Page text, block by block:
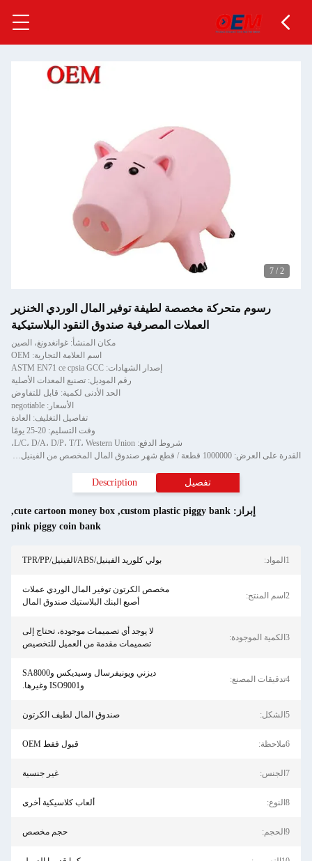
2
/
7
رسوم متحركة مخصصة لطيفة توفير المال الوردي الخنزير
العملات المصرفية صندوق النقود البلاستيكية
مكان المنشأ: غوانغدونغ، الصين
اسم العلامة التجارية: OEM
إصدار الشهادات: ASTM EN71 ce cpsia GCC
رقم الموديل: تصنيع المعدات الأصلية
الحد الأدنى لكمية: قابل للتفاوض
الأسعار: negotiable
تفاصيل التغليف: العادة
وقت التسليم: 20-25 يومًا
شروط الدفع: L/C، D/A، D/P، T/T، Western Union،
القدرة على العرض: 1000000 قطعة / قطع شهر صندوق المال المخصص من الفينيل الكرتوني لتوفير حصالة وحيد القرن
تفصيل Description
إبراز: custom plastic piggy bank
,
cute cartoon money box
,
pink piggy coin bank
1المواد: بولي كلوريد الفينيل/ABS/الفينيل/TPR/PP
2اسم المنتج:
مخصص الكرتون توفير المال الوردي عملات
أصبع البنك البلاستيك صندوق المال
3الكمية الموجودة:
لا يوجد أي تصميمات موجودة، تحتاج إلى
تصميمات مقدمة من العميل للتخصيص
4تدقيقات المصنع:
ديزني ويونيفرسال وسيديكس وSA8000
وISO9001 وغيرها.
5الشكل: صندوق المال لطيف الكرتون
6ملاحظة: قبول فقط OEM
7الجنس: غير جنسية
8النوع: ألعاب كلاسيكية أخرى
9الحجم: حجم مخصص